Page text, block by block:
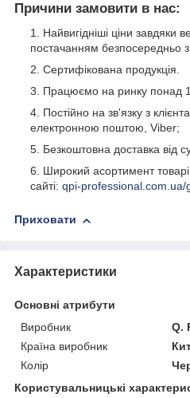
Причини замовити в нас:
Найвигідніші ціни завдяки
постачанням безпосередньо з
Сертифікована продукція.
Працюємо на ринку понад
Постійно на зв'язку з
електронною поштою, Viber;
Безкоштовна доставка від
Широкий асортимент
сайті: qpi-
Приховати
Характеристики
Основні атрибути
Виробник
Q.
Країна виробник
Колір
Користувальницькі